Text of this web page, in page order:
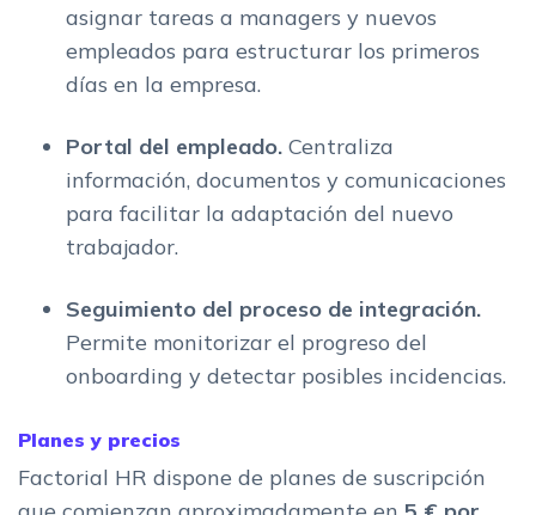
asignar tareas a managers y nuevos
empleados para estructurar los primeros
días en la empresa.
Portal del empleado. Centraliza
información, documentos y comunicaciones
para facilitar la adaptación del nuevo
trabajador.
Seguimiento del proceso de integración.
Permite monitorizar el progreso del
onboarding y detectar posibles incidencias.
Planes y precios
Factorial HR dispone de planes de suscripción